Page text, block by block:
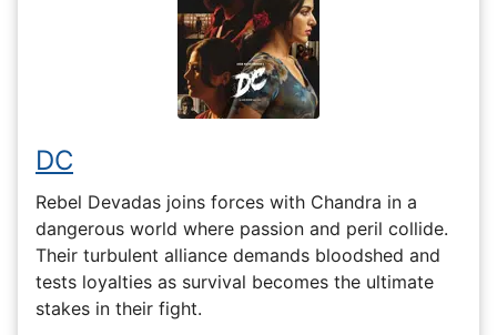
DC
Rebel Devadas joins forces with Chandra in a
dangerous world where passion and peril collide.
Their turbulent alliance demands bloodshed and
tests loyalties as survival becomes the ultimate
stakes in their fight.